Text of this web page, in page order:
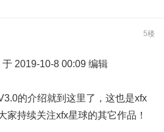
5楼
2019-10-8 00:09 编辑
的介绍就到这里了，这也是xfx
家持续关注xfx星球的其它作品！